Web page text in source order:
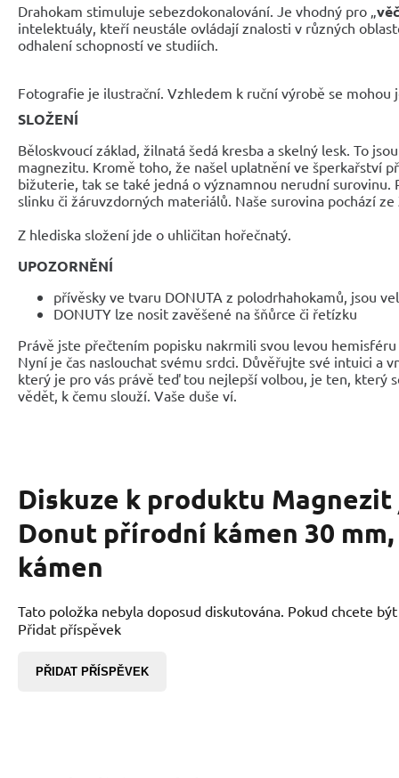
Drahokam stimuluje sebezdokonalování. Je vhodný pro „
intelektuály, kteří neustále ovládají znalosti v různých
odhalení schopností ve studiích.
Fotografie je ilustrační. Vzhledem k ruční výrobě se
SLOŽENÍ
Běloskvoucí základ, žilnatá šedá kresba a skelný lesk. To
magnezitu. Kromě toho, že našel uplatnění ve šperkařství
bižuterie, tak se také jedná o významnou nerudní surovinu.
slinku či žáruvzdorných materiálů. Naše surovina pochází
Z hlediska složení jde o uhličitan hořečnatý.
UPOZORNĚNÍ
přívěsky ve tvaru DONUTA z polodrhahokamů, jsou
DONUTY lze nosit zavěšené na šňůrce či řetízku
Právě jste přečtením popisku nakrmili svou levou
Nyní je čas naslouchat svému srdci. Důvěřujte své intuici a
který je pro vás právě teď tou nejlepší volbou, je ten, který
vědět, k čemu slouží. Vaše duše ví.
Diskuze k produktu
Donut přírodní kámen 30
kámen
Tato položka nebyla doposud diskutována. Pokud chcete
Přidat příspěvek
PŘIDAT PŘÍSPĚVEK